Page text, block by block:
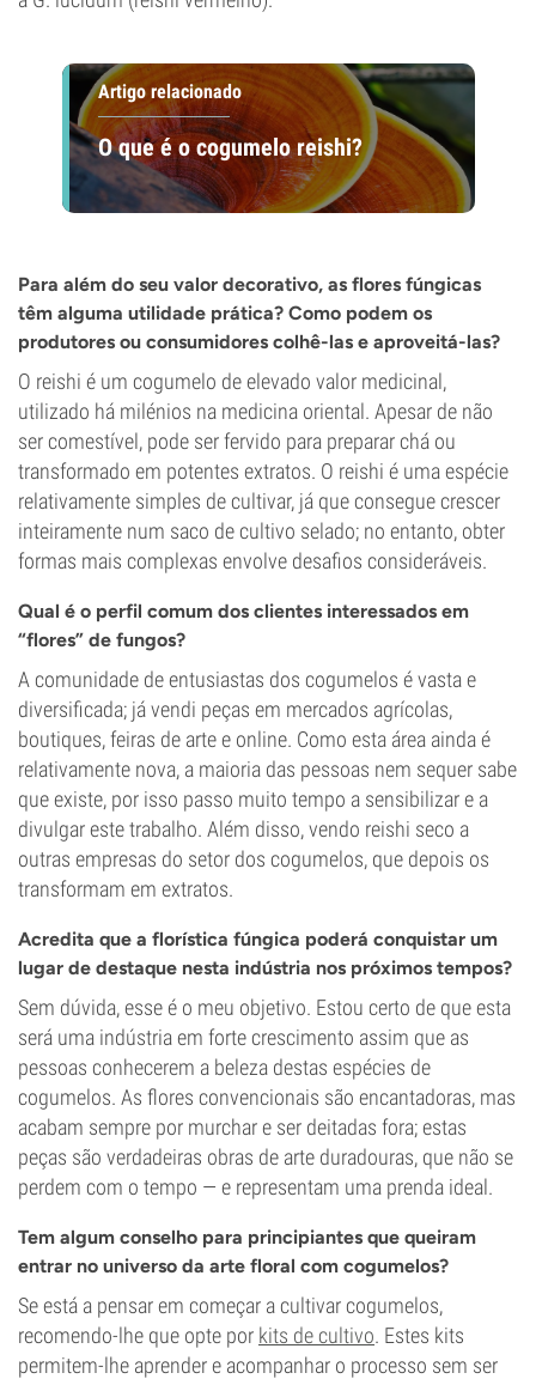
Artigo relacionado
O que é o cogumelo reishi?
Para além do seu valor decorativo, as flores fúngicas
têm alguma utilidade prática? Como podem os
produtores ou consumidores colhê-las e aproveitá-las?
O reishi é um cogumelo de elevado valor medicinal,
utilizado há milénios na medicina oriental. Apesar de não
ser comestível, pode ser fervido para preparar chá ou
transformado em potentes extratos. O reishi é uma espécie
relativamente simples de cultivar, já que consegue crescer
inteiramente num saco de cultivo selado; no entanto, obter
formas mais complexas envolve desafios consideráveis.
Qual é o perfil comum dos clientes interessados em
“flores” de fungos?
A comunidade de entusiastas dos cogumelos é vasta e
diversificada; já vendi peças em mercados agrícolas,
boutiques, feiras de arte e online. Como esta área ainda é
relativamente nova, a maioria das pessoas nem sequer sabe
que existe, por isso passo muito tempo a sensibilizar e a
divulgar este trabalho. Além disso, vendo reishi seco a
outras empresas do setor dos cogumelos, que depois os
transformam em extratos.
Acredita que a florística fúngica poderá conquistar um
lugar de destaque nesta indústria nos próximos tempos?
Sem dúvida, esse é o meu objetivo. Estou certo de que esta
será uma indústria em forte crescimento assim que as
pessoas conhecerem a beleza destas espécies de
cogumelos. As flores convencionais são encantadoras, mas
acabam sempre por murchar e ser deitadas fora; estas
peças são verdadeiras obras de arte duradouras, que não se
perdem com o tempo — e representam uma prenda ideal.
Tem algum conselho para principiantes que queiram
entrar no universo da arte floral com cogumelos?
Se está a pensar em começar a cultivar cogumelos,
recomendo-lhe que opte por kits de cultivo. Estes kits
permitem-lhe aprender e acompanhar o processo sem ser